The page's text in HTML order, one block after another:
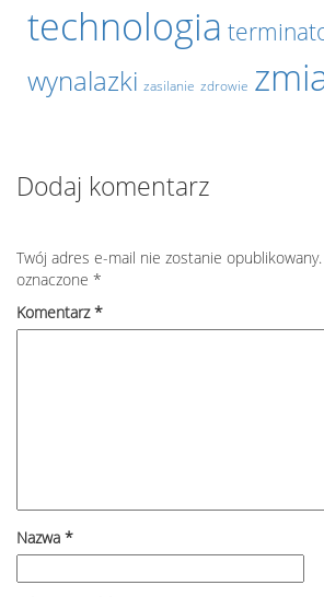
technologia
wynalazki zasilanie zdrowie
Dodaj komentarz
Twój adres e-mail nie zostanie opublikowany.
oznaczone *
Komentarz*
Nazwa *